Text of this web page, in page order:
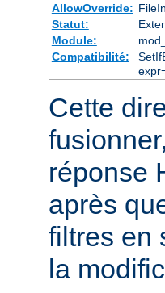
AllowOverride:
Statut:
Module:
Compatibilité:
Cette
réponse
après
filtres en
la